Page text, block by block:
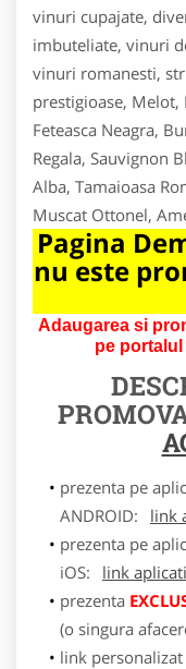
vinuri cupajate,
imbuteliate, vinuri
vinuri romanesti,
prestigioase, Melot,
Feteasca Neagra,
Regala, Sauvignon
Alba, Tamaioasa
Muscat Ottonel,
Pagina
nu este
Adaugarea si
pe
prezenta pe
ANDROID:
link
prezenta pe
iOS:
link
prezenta
(o singura
link